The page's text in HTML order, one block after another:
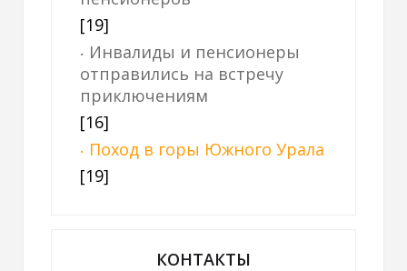
[19]
Инвалиды и пенсионеры
отправились на встречу
приключениям
[16]
Поход в горы Южного Урала
[19]
КОНТАКТЫ